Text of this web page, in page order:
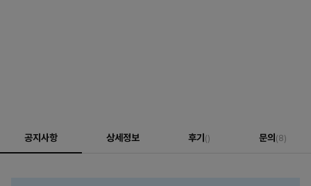
공지사항 상세정보 후기 () 문의 (8)